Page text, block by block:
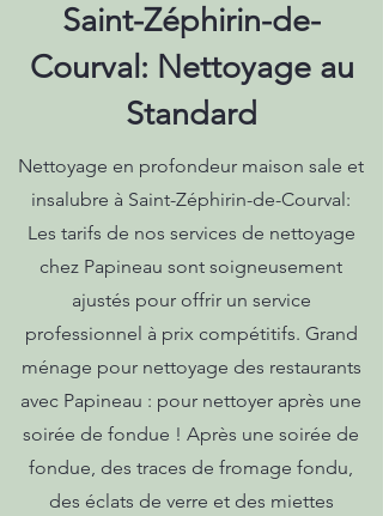
Saint-Zéphirin-de-
Courval: Nettoyage au
Standard
Nettoyage en profondeur maison sale et
insalubre à Saint-Zéphirin-de-Courval:
Les tarifs de nos services de nettoyage
chez Papineau sont soigneusement
ajustés pour offrir un service
professionnel à prix compétitifs. Grand
ménage pour nettoyage des restaurants
avec Papineau : pour nettoyer après une
soirée de fondue ! Après une soirée de
fondue, des traces de fromage fondu,
des éclats de verre et des miettes